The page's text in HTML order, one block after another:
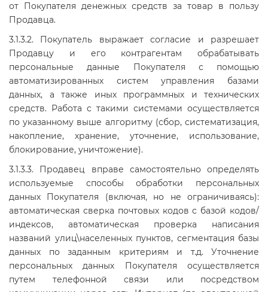
от Покупателя денежных средств за товар в пользу
Продавца.
3.1.3.2. Покупатель выражает согласие и разрешает
Продавцу и его контрагентам обрабатывать
персональные данные Покупателя с помощью
автоматизированных систем управления базами
данных, а также иных программных и технических
средств. Работа с такими системами осуществляется
по указанному выше алгоритму (сбор, систематизация,
накопление, хранение, уточнение, использование,
блокирование, уничтожение).
3.1.3.3. Продавец вправе самостоятельно определять
используемые способы обработки персональных
данных Покупателя (включая, но не ограничиваясь):
автоматическая сверка почтовых кодов с базой кодов/
индексов, автоматическая проверка написания
названий улиц\населенных пунктов, сегментация базы
данных по заданным критериям и т.д. Уточнение
персональных данных Покупателя осуществляется
путем телефонной связи или посредством